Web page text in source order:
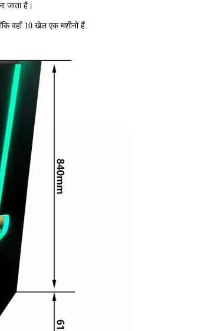
जाता है।
वहाँ 10 खेल एक मशीनों हैं.